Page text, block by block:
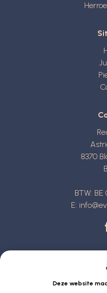
8370
BTW:
E:
Deze website